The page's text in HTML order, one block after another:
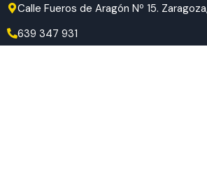
Calle Fueros de Aragón Nº 15.
639 347 931